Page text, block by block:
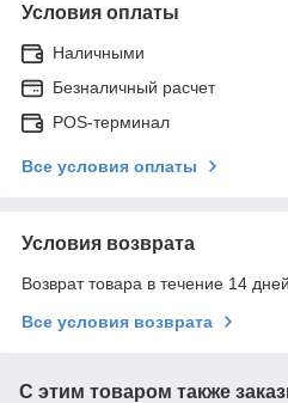
Условия оплаты
Наличными
Безналичный расчет
POS-терминал
Все условия оплаты
Условия возврата
Возврат товара в течение 14
Все условия возврата
С этим товаром также